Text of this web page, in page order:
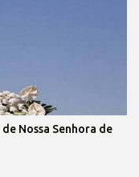
Nossa Senhora de